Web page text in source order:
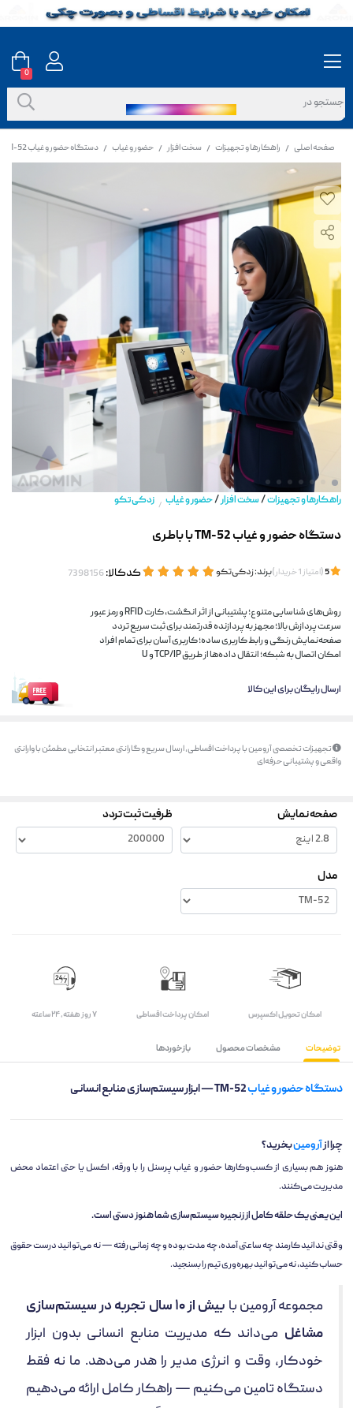
صفحه اصلی / راهکارها و تجهیزات / سخت افزار / حضور و غیاب / دستگاه حضور و غیاب TM-52 با باطری
راهکارها و تجهیزات/سخت افزار/حضور و غیاب / زد‌کی‌تکو
دستگاه حضور و غیاب TM-52 با باطری
(امتیاز1خریدار)برند:زد‌کی‌تکو کدکالا:
روش‌های شناسایی متنوع؛ پشتیبانی از اثر انگشت، کارت RFID و رمز عبور
سرعت پردازش بالا؛ مجهز به پردازنده قدرتمند برای ثبت سریع تردد
صفحه‌نمایش رنگی و رابط کاربری ساده؛ کاربری آسان برای تمام افراد
امکان اتصال به شبکه؛ انتقال داده‌ها از طریق TCP/IP و U
ارسال رایگان برای این کالا
تجهیزات تخصصی آرومین با پرداخت اقساطی، ارسال سریع و گارانتی معتبر انتخابی مطمئن با وارانتی
واقعی و پشتیبانی حرفه‌ای
صفحه نمایش ظرفیت ثبت تردد
مدل
اﻣﮑﺎن ﺗﺤﻮﯾﻞ اﮐﺴﭙﺮس امکان پرداخت اقساطی ۷ روز ﻫﻔﺘﻪ، ۲۴ ﺳﺎﻋﺘﻪ
توضیحات مشخصات محصول بازخوردها
دستگاه حضور و غیابTM-52 — ابزار سیستم‌سازی منابع انسانی
چرا ازآرومینبخرید؟
هنوز هم بسیاری از کسب‌وکارها حضور و غیاب پرسنل را با ورقه، اکسل یا حتی اعتماد محض
مدیریت می‌کنند.
این یعنی یک حلقه کامل از زنجیره سیستم‌سازی شما هنوز دستی است.
وقتی ندانید کارمند چه ساعتی آمده، چه مدت بوده و چه زمانی رفته — نه می‌توانید درست حقوق
حساب کنید، نه می‌توانید بهره‌وری تیم را بسنجید.
مجموعه آرومین با
بیش از ۱۰ سال تجربه در سیستم‌سازی
مشاغل می‌داند که مدیریت منابع انسانی بدون ابزار
خودکار، وقت و انرژی مدیر را هدر می‌دهد. ما نه فقط
دستگاه تامین می‌کنیم — راهکار کامل ارائه می‌دهیم
0